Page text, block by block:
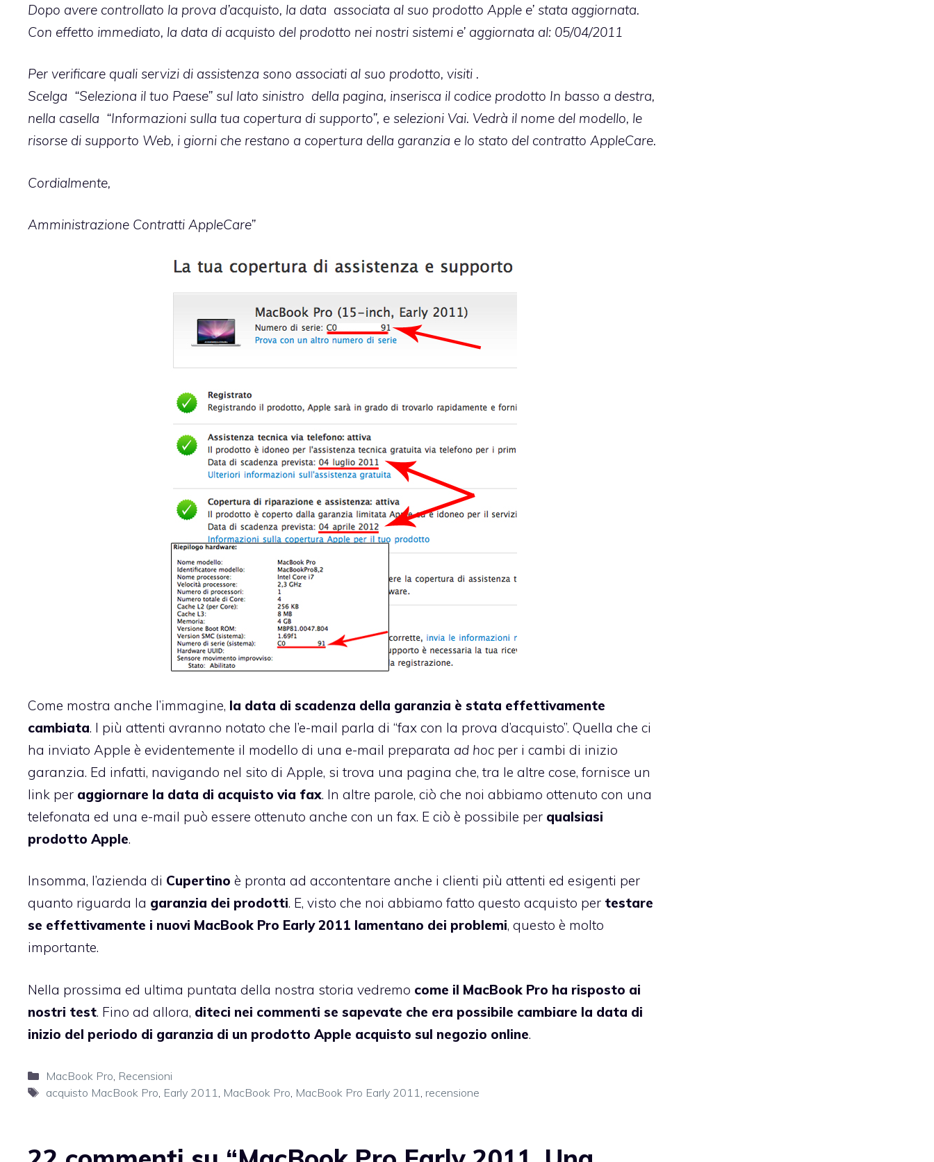
Dopo avere controllato la prova d’acquisto, la data associata al suo prodotto Apple e’ stata aggiornata.
Con effetto immediato, la data di acquisto del prodotto nei nostri sistemi e’ aggiornata al: 05/04/2011
Per verificare quali servizi di assistenza sono associati al suo prodotto, visiti .
Scelga “Seleziona il tuo Paese” sul lato sinistro della pagina, inserisca il codice prodotto In basso a destra,
nella casella “Informazioni sulla tua copertura di supporto”, e selezioni Vai. Vedrà il nome del modello, le
risorse di supporto Web, i giorni che restano a copertura della garanzia e lo stato del contratto AppleCare.
Cordialmente,
Amministrazione Contratti AppleCare”
Come mostra anche l’immagine, la data di scadenza della garanzia è stata effettivamente
cambiata. I più attenti avranno notato che l’e-mail parla di “fax con la prova d’acquisto”. Quella che ci
ha inviato Apple è evidentemente il modello di una e-mail preparata ad hoc per i cambi di inizio
garanzia. Ed infatti, navigando nel sito di Apple, si trova una pagina che, tra le altre cose, fornisce un
link per aggiornare la data di acquisto via fax. In altre parole, ciò che noi abbiamo ottenuto con una
telefonata ed una e-mail può essere ottenuto anche con un fax. E ciò è possibile per qualsiasi
prodotto Apple.
Insomma, l’azienda di Cupertino è pronta ad accontentare anche i clienti più attenti ed esigenti per
quanto riguarda la garanzia dei prodotti. E, visto che noi abbiamo fatto questo acquisto per testare
se effettivamente i nuovi MacBook Pro Early 2011 lamentano dei problemi, questo è molto
importante.
Nella prossima ed ultima puntata della nostra storia vedremo come il MacBook Pro ha risposto ai
nostri test. Fino ad allora, diteci nei commenti se sapevate che era possibile cambiare la data di
inizio del periodo di garanzia di un prodotto Apple acquisto sul negozio online.
Categorie
MacBook Pro, Recensioni
Tag
acquisto MacBook Pro, Early 2011, MacBook Pro, MacBook Pro Early 2011, recensione